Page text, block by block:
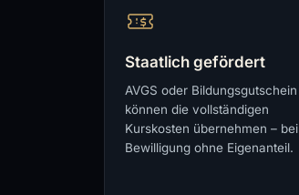
Staatlich gefördert
AVGS oder Bildungsgutschein
können die vollständigen
Kurskosten übernehmen – bei
Bewilligung ohne Eigenanteil.